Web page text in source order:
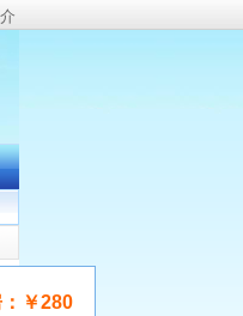
办旅行社
￥280